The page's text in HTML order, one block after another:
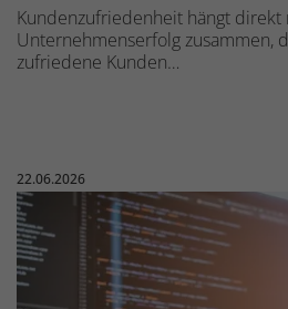
Kundenzufriedenheit hängt direkt
Unternehmenserfolg zusammen,
zufriedene Kunden…
Veröffentlicht am:
22.06.2026